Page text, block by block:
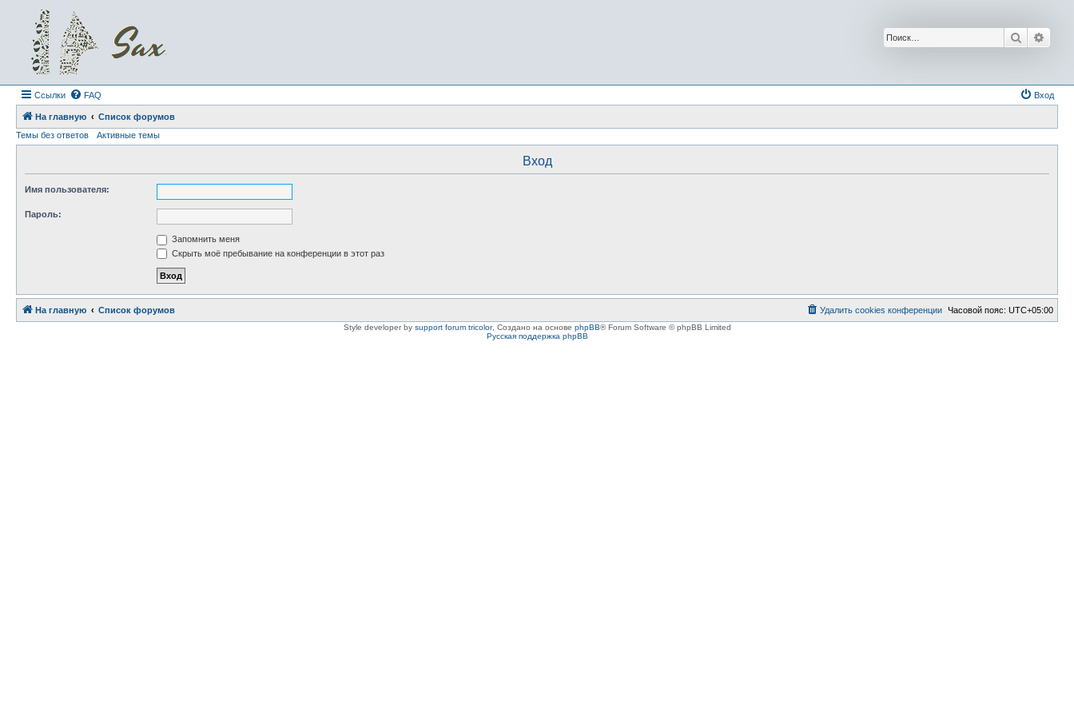
Поиск
Ссылки FAQ Вход
На главную
Список форумов
Темы без ответов
Активные темы
Вход
Имя пользователя:
Пароль:
Запомнить меня
Скрыть моё пребывание на конференции в этот раз
На главную Список форумов Часовой пояс: UTC+05:00
Удалить cookies конференции
Style developer by support forum tricolor, Создано на основе phpBB® Forum Software © phpBB Limited
Русская поддержка phpBB